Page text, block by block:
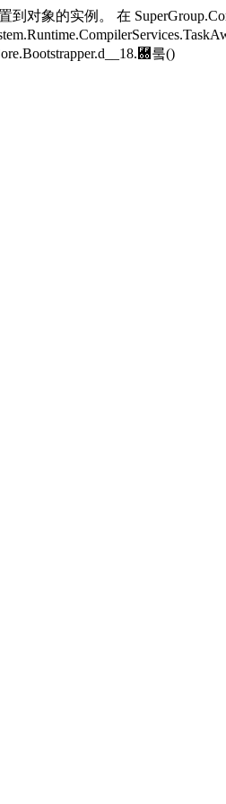
对象的实例。 在
d__18.＀뤀()